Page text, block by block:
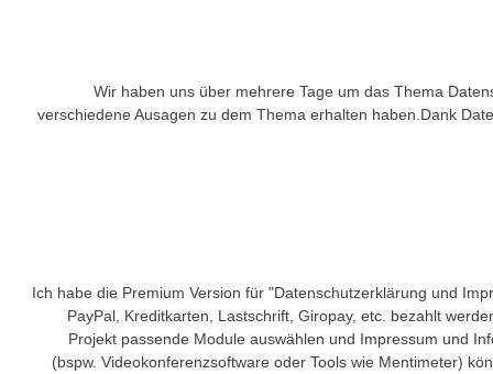
Wir haben uns über mehrere Tage um das Thema
verschiedene Ausagen zu dem Thema erhalten haben.Dank
Ich habe die Premium Version für "Datenschutzerklärung und
PayPal, Kreditkarten, Lastschrift, Giropay, etc. bezahlt
Projekt passende Module auswählen und Impressum und
(bspw. Videokonferenzsoftware oder Tools wie Mentimeter)